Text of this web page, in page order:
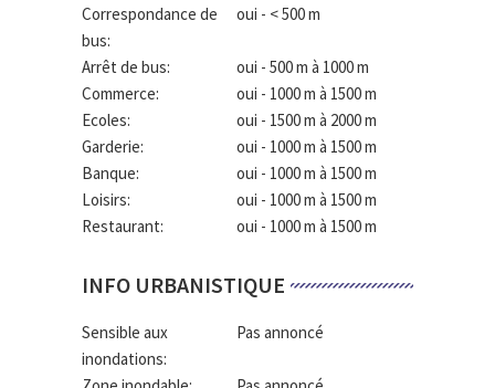
Correspondance de
bus:
oui - < 500 m
Arrêt de bus:
oui - 500 m à 1000 m
Commerce:
oui - 1000 m à 1500 m
Ecoles:
oui - 1500 m à 2000 m
Garderie:
oui - 1000 m à 1500 m
Banque:
oui - 1000 m à 1500 m
Loisirs:
oui - 1000 m à 1500 m
Restaurant:
oui - 1000 m à 1500 m
INFO URBANISTIQUE
Sensible aux
inondations:
Pas annoncé